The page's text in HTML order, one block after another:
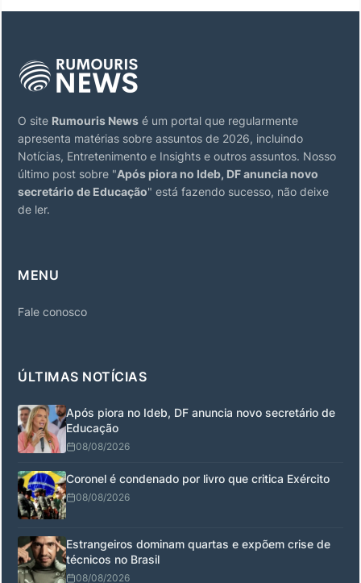
O site Rumouris News é um portal que regularmente
apresenta matérias sobre assuntos de 2026, incluindo
Notícias, Entretenimento e Insights e outros assuntos. Nosso
último post sobre "Após piora no Ideb, DF anuncia novo
secretário de Educação" está fazendo sucesso, não deixe
de ler.
MENU
Fale conosco
ÚLTIMAS NOTÍCIAS
Após piora no Ideb, DF anuncia novo secretário de
Educação
08/08/2026
Coronel é condenado por livro que critica Exército
08/08/2026
Estrangeiros dominam quartas e expõem crise de
técnicos no Brasil
08/08/2026